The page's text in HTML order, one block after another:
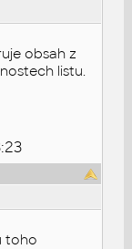
obsah z
listu.
toho